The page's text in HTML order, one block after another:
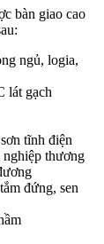
bàn giao cao
ngủ, logia,
lát gạch
tĩnh điện
nghiệp thương
đứng, sen